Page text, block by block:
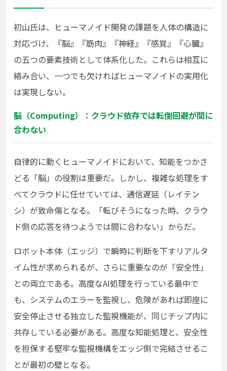
初山氏は、ヒューマノイド開発の課題を人体の構造に
対応づけ、『脳』『筋肉』『神経』『感覚』『心臓』
の五つの要素技術として体系化した。これらは相互に
絡み合い、一つでも欠ければヒューマノイドの実用化
は実現しない。
脳（Computing）：クラウド依存では転倒回避が間に
合わない
自律的に動くヒューマノイドにおいて、知能をつかさ
どる「脳」の役割は重要だ。しかし、複雑な処理をす
べてクラウドに任せていては、通信遅延（レイテン
シ）が致命傷となる。「転びそうになった時、クラウ
ド側の応答を待つようでは間に合わない」からだ。
ロボット本体（エッジ）で瞬時に判断を下すリアルタ
イム性が求められるが、さらに重要なのが「安全性」
との両立である。高度なAI処理を行っている最中で
も、システムのエラーを監視し、危険があれば即座に
安全停止させる独立した監視機能が、同じチップ内に
共存している必要がある。高度な知能処理と、安全性
を担保する堅牢な監視機構をエッジ側で完結させるこ
とが最初の壁となる。